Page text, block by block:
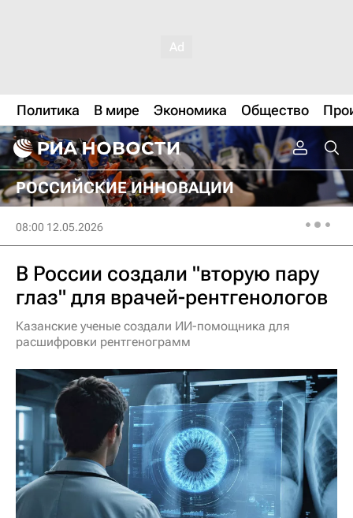
Политика В мире Экономика Общество
РОССИЙСКИЕ ИННОВАЦИИ
08:00 12.05.2026
В России создали "вторую пару
глаз" для врачей-рентгенологов
Казанские ученые создали ИИ-помощника для
расшифровки рентгенограмм